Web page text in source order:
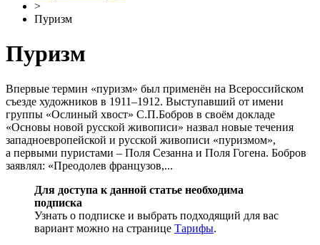
>
Пуризм
Пуризм
Впервые термин «пуризм» был применён на Всероссийском
съезде художников в 1911–1912. Выступавший от имени
группы «Ослиный хвост» С.П.Бобров в своём докладе
«Основы новой русской живописи» назвал новые течения
западноевропейской и русской живописи «пуризмом»,
а первыми пуристами – Поля Сезанна и Поля Гогена. Бобров
заявлял: «Преодолев французов,...
Для доступа к данной статье необходима
подписка
Узнать о подписке и выбрать подходящий для вас
вариант можно на странице Тарифы.